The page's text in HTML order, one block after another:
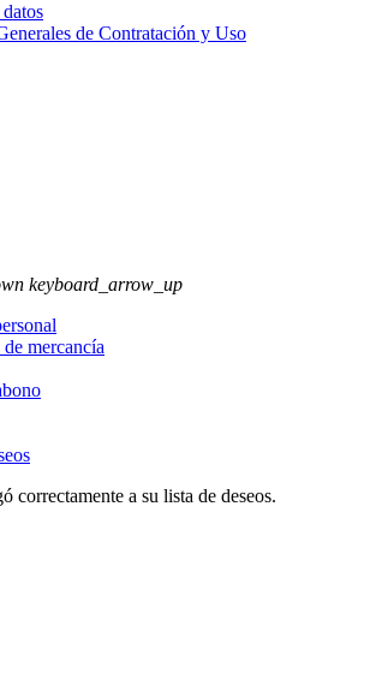
de Contratación y Uso
keyboard_arrow_up
mercancía
correctamente a su lista de deseos.